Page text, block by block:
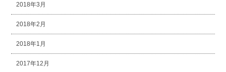
2018年3月
2018年2月
2018年1月
2017年12月